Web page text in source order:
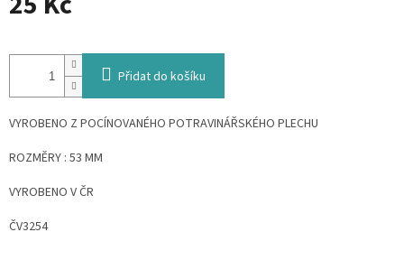
cena:
Přidat do košíku
VYROBENO Z POCÍNOVANÉHO POTRAVINÁŘSKÉHO PLECHU
ROZMĚRY : 53 MM
VYROBENO V ČR
ČV3254